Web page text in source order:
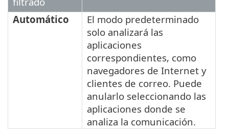
Automático
El modo predeterminado
solo analizará las
aplicaciones
correspondientes, como
navegadores de Internet y
clientes de correo. Puede
anularlo seleccionando las
aplicaciones donde se
analiza la comunicación.